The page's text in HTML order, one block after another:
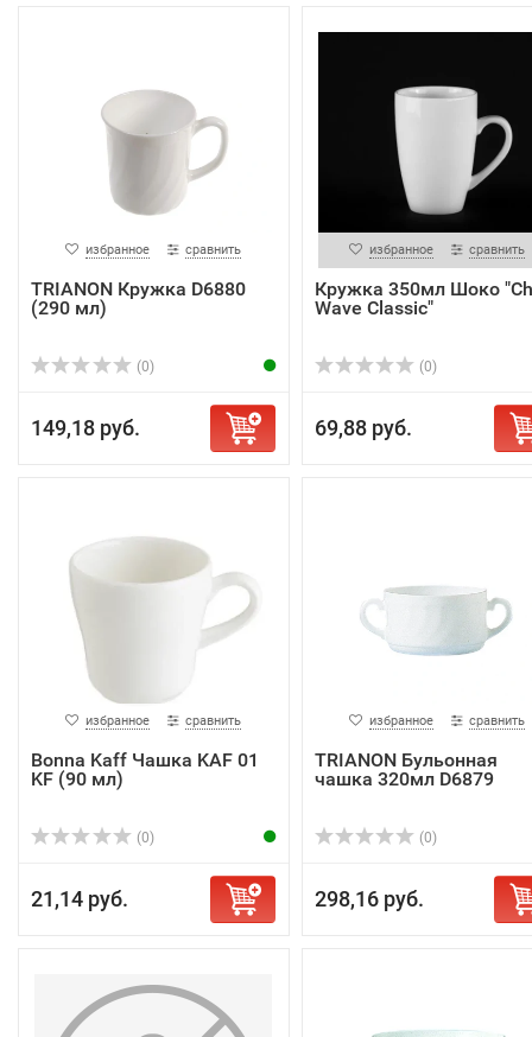
избранное сравнить
TRIANON Кружка D6880
(290 мл)
(0)
149,18 руб.
избранное сравнить
Кружка 350мл Шоко
Wave Classic"
(0)
69,88 руб.
избранное сравнить
Bonna Kaff Чашка KAF 01
KF (90 мл)
(0)
21,14 руб.
избранное сравнить
TRIANON Бульонная
чашка 320мл D6879
(0)
298,16 руб.